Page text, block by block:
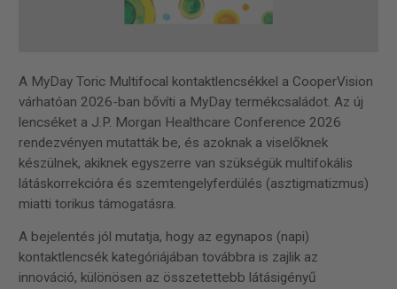
A MyDay Toric Multifocal kontaktlencsékkel a CooperVision
várhatóan 2026-ban bővíti a MyDay termékcsaládot. Az új
lencséket a J.P. Morgan Healthcare Conference 2026
rendezvényen mutatták be, és azoknak a viselőknek
készülnek, akiknek egyszerre van szükségük multifokális
látáskorrekcióra és szemtengelyferdülés (asztigmatizmus)
miatti torikus támogatásra.
A bejelentés jól mutatja, hogy az egynapos (napi)
kontaktlencsék kategóriájában továbbra is zajlik az
innováció, különösen az összetettebb látásigényű